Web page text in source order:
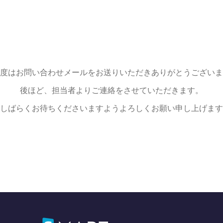
はお問い合わせメールをお送りいただきありがとうござい
後ほど、担当者よりご連絡をさせていただきます。
ばらくお待ちくださいますようよろしくお願い申し上げま